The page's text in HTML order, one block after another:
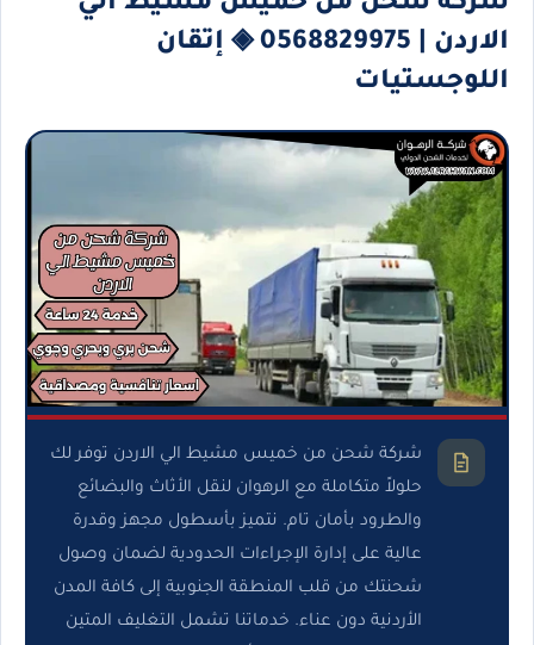
الاردن | 0568829975 ◈ إتقان
اللوجستيات
شركة شحن من خميس مشيط الي الاردن توفر لك
حلولاً متكاملة مع الرهوان لنقل الأثاث والبضائع
والطرود بأمان تام. نتميز بأسطول مجهز وقدرة
عالية على إدارة الإجراءات الحدودية لضمان وصول
شحنتك من قلب المنطقة الجنوبية إلى كافة المدن
الأردنية دون عناء. خدماتنا تشمل التغليف المتين